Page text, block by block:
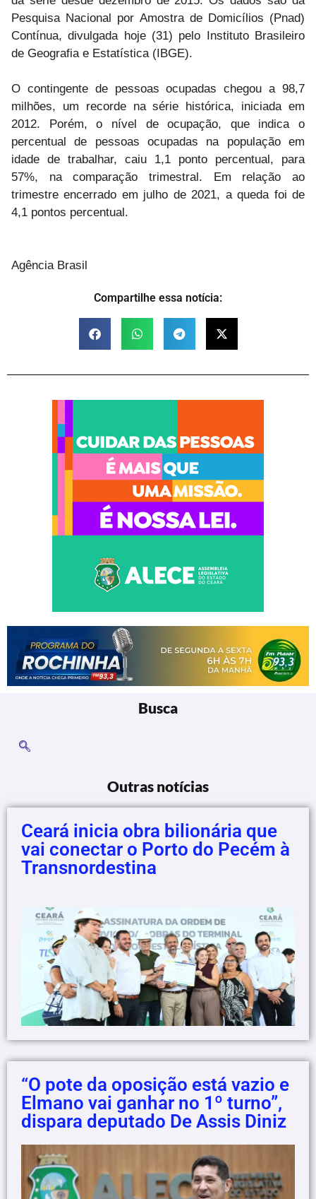
Pesquisa Nacional por Amostra de Domicílios (Pnad)
Contínua, divulgada hoje (31) pelo Instituto Brasileiro
de Geografia e Estatística (IBGE).
O contingente de pessoas ocupadas chegou a 98,7
milhões, um recorde na série histórica, iniciada em
2012. Porém, o nível de ocupação, que indica o
percentual de pessoas ocupadas na população em
idade de trabalhar, caiu 1,1 ponto percentual, para
57%, na comparação trimestral. Em relação ao
trimestre encerrado em julho de 2021, a queda foi de
4,1 pontos percentual.
Agência Brasil
Compartilhe essa notícia:
Busca
Outras notícias
Ceará inicia obra bilionária que
vai conectar o Porto do Pecém à
Transnordestina
“O pote da oposição está vazio e
Elmano vai ganhar no 1º turno”,
dispara deputado De Assis Diniz